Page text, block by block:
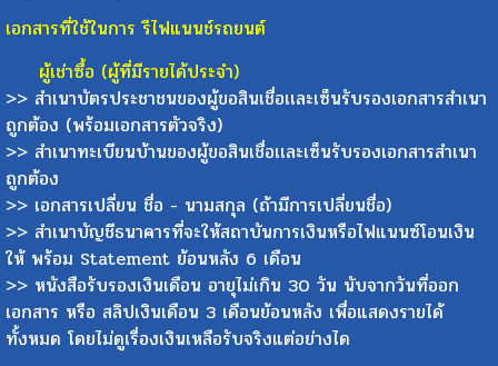
เอกสารที่ใช้ในการ รีไฟแนนช์รถยนต์
ผู้เช่าซื้อ (ผู้ที่มีรายได้ประจำ)
>> สำเนาบัตรประชาชนของผู้ขอสินเชื่อเเละเซ็นรับรองเอกสารสำเนา
ถูกต้อง (พร้อมเอกสารตัวจริง)
>> สำเนาทะเบียนบ้านของผู้ขอสินเชื่อเเละเซ็นรับรองเอกสารสำเนา
ถูกต้อง
>> เอกสารเปลี่ยน ชื่อ - นามสกุล (ถ้ามีการเปลี่ยนชื่อ)
>> สำเนาบัญชีธนาคารที่จะให้สถาบันการเงินหรือไฟแนนซ์โอนเงิน
ให้ พร้อม Statement ย้อนหลัง 6 เดือน
>> หนังสือรับรองเงินเดือน อายุไม่เกิน 30 วัน นับจากวันที่ออก
เอกสาร หรือ สลิปเงินเดือน 3 เดือนย้อนหลัง เพื่อแสดงรายได้
ทั้งหมด โดยไม่ดูเรื่องเงินเหลือรับจริงแต่อย่างได